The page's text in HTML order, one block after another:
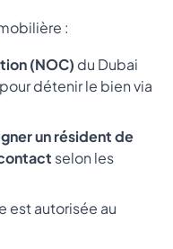
:
(NOC) du Dubai
détenir le bien via
un résident de
selon les
est autorisée au